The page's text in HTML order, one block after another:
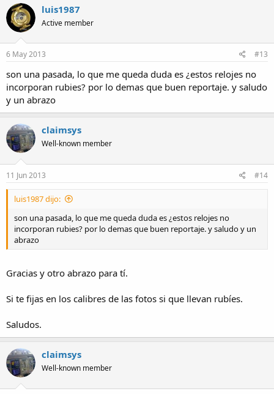
luis1987
Active member
6 May 2013 #13
son una pasada, lo que me queda duda es ¿estos relojes no
incorporan rubies? por lo demas que buen reportaje. y saludo
y un abrazo
claimsys
Well-known member
11 Jun 2013 #14
luis1987 dijo:
son una pasada, lo que me queda duda es ¿estos relojes no
incorporan rubies? por lo demas que buen reportaje. y saludo y un
abrazo
Gracias y otro abrazo para tí.
Si te fijas en los calibres de las fotos si que llevan rubíes.
Saludos.
claimsys
Well-known member